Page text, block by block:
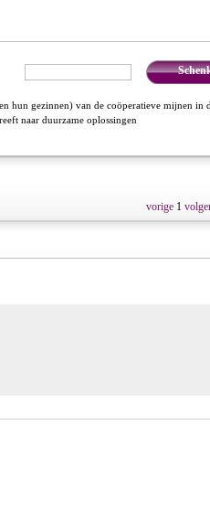
hun gezinnen) van de coöperatieve mijnen in
naar duurzame oplossingen
vorige 1